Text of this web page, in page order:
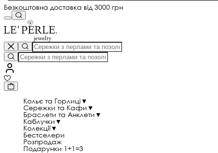
Безкоштовна доставка від 3000 грн
Кольє та Горлиці ▼
Сережки та Кафи ▼
Браслети та Анклети ▼
Каблучки ▼
Колекції▼
Бестселери
Розпродаж
Подарунки 1+1=3